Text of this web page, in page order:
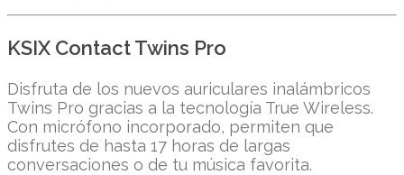
KSIX Contact Twins Pro
Disfruta de los nuevos auriculares inalámbricos
Twins Pro gracias a la tecnología True Wireless.
Con micrófono incorporado, permiten que
disfrutes de hasta 17 horas de largas
conversaciones o de tu música favorita.